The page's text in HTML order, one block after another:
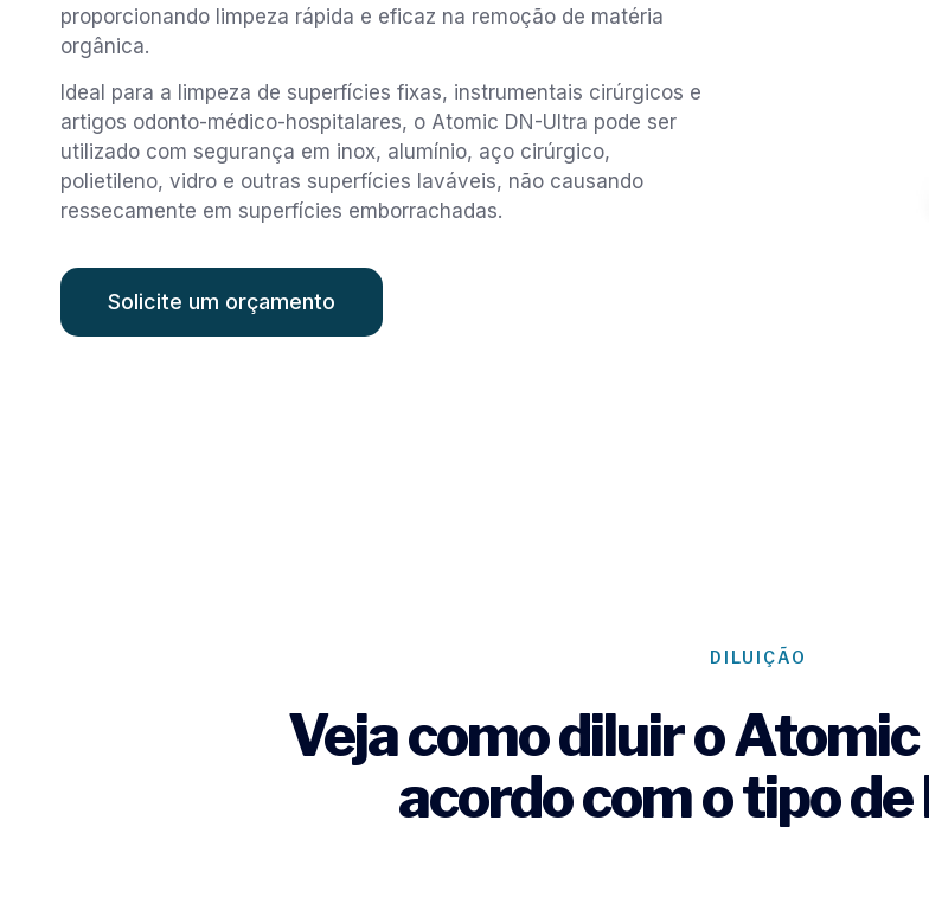
proporcionando limpeza rápida e eficaz na remoção de matéria
orgânica.
Ideal para a limpeza de superfícies fixas, instrumentais cirúrgicos e
artigos odonto-médico-hospitalares, o Atomic DN-Ultra pode ser
utilizado com segurança em inox, alumínio, aço cirúrgico,
polietileno, vidro e outras superfícies laváveis, não causando
ressecamente em superfícies emborrachadas.
Solicite um orçamento
DILUIÇÃO
Veja como diluir o
acordo com o tipo